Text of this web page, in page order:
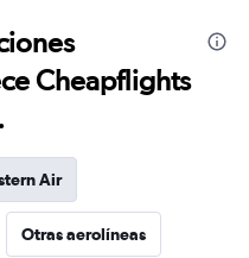
Cheapflights
Air
Otras aerolíneas